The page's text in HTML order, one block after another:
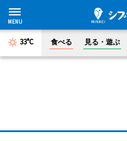
33°C 食べる 見る・遊ぶ